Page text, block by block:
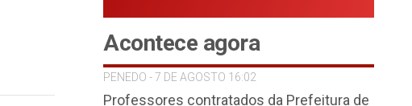
Acontece agora
PENEDO - 7 DE AGOSTO 16:02
Professores contratados da Prefeitura de